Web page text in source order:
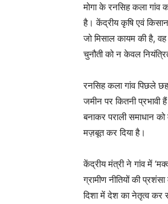
मोगा के रनसिह कला गांव
है। केंद्रीय कृषि एवं
जो मिसाल कायम की है,
चुनौती को न केवल
रनसिह कला गांव पिछले
जमीन पर कितनी प्रभावी
बनाकर पराली समाधान
मज़बूत कर दिया है।
केंद्रीय मंत्री ने गांव में
ग्रामीण नीतियों की
दिशा में देश का नेतृत्व कर